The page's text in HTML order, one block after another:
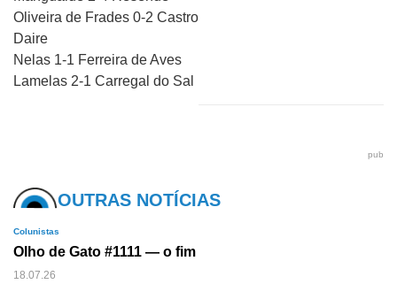
Oliveira de Frades 0-2 Castro
Daire
Nelas 1-1 Ferreira de Aves
Lamelas 2-1 Carregal do Sal
pub
OUTRAS NOTÍCIAS
Colunistas
Olho de Gato #1111 — o fim
18.07.26